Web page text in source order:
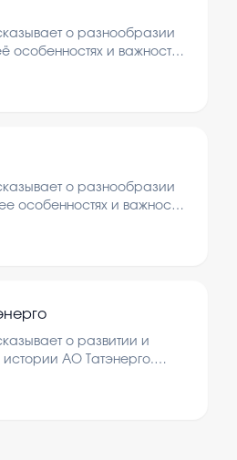
о разнообразии
особенностях и важности
и влияние человека на
о разнообразии
особенностях и важности
существ и их роль в
о развитии и
истории АО Татэнерго.
достижения компании с